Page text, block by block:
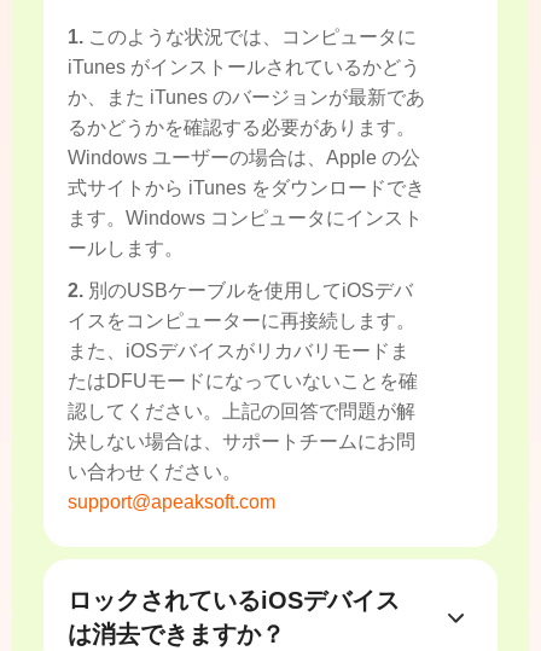
1. このような状況では、コンピュータに
iTunes がインストールされているかどう
か、また iTunes のバージョンが最新であ
るかどうかを確認する必要があります。
Windows ユーザーの場合は、Apple の公
式サイトから iTunes をダウンロードでき
ます。Windows コンピュータにインスト
ールします。
2. 別のUSBケーブルを使用してiOSデバ
イスをコンピューターに再接続します。
また、iOSデバイスがリカバリモードま
たはDFUモードになっていないことを確
認してください。上記の回答で問題が解
決しない場合は、サポートチームにお問
い合わせください。
support@apeaksoft.com
ロックされているiOSデバイス
は消去できますか？